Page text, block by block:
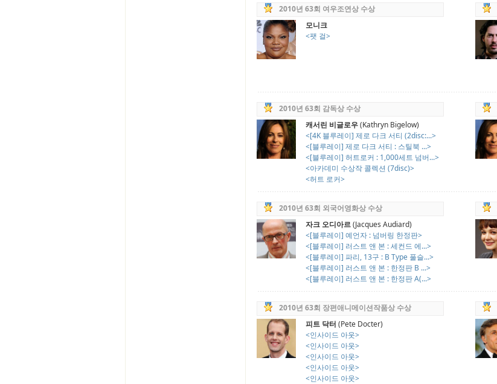
2010년 63회 여우조연상 수상
모니크
<팻 걸>
2010년 63회 감독상 수상
캐서린 비글로우(Kathryn Bigelow)
<[4K 블루레이] 제로 다크 서티 (2disc:...>
<[블루레이] 제로 다크 서티 : 스틸북 ...>
<[블루레이] 허트로커 : 1,000세트 넘버...>
<아카데미 수상작 콜렉션 (7disc)>
<허트 로커>
2010년 63회 외국어영화상 수상
자크 오디아르(Jacques Audiard)
<[블루레이] 예언자 : 넘버링 한정판>
<[블루레이] 러스트 앤 본 : 세컨드 에...>
<[블루레이] 파리, 13구 : B Type 풀슬...>
<[블루레이] 러스트 앤 본 : 한정판 B ...>
<[블루레이] 러스트 앤 본 : 한정판 A(...>
2010년 63회 장편애니메이션작품상 수상
피트 닥터 (Pete Docter)
<인사이드 아웃>
<인사이드 아웃>
<인사이드 아웃>
<인사이드 아웃>
<인사이드 아웃>